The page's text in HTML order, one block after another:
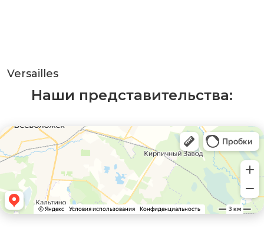
Versailles
Наши представительства: